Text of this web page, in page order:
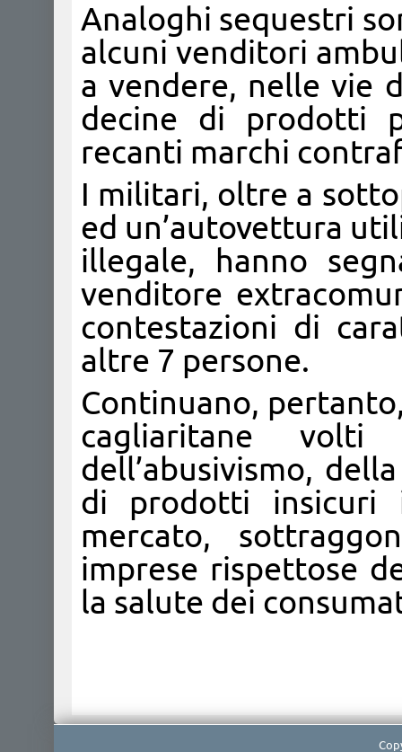
Analoghi sequestri
alcuni venditori
a vendere, nelle vie
decine di prodotti
recanti marchi
I militari, oltre a
ed un’autovettura
illegale, hanno
venditore
contestazioni di
altre 7 persone.
Continuano,
cagliaritane
dell’abusivismo,
di prodotti insicuri
mercato,
imprese rispettose
la salute dei